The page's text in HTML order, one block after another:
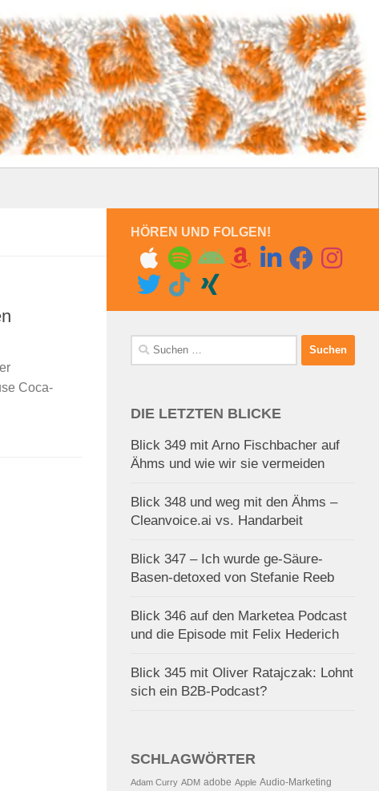
Coca-
HÖREN UND FOLGEN!
Suchen
nach:
DIE LETZTEN BLICKE
Blick 349 mit Arno Fischbacher auf
Ähms und wie wir sie vermeiden
Blick 348 und weg mit den Ähms –
Cleanvoice.ai vs. Handarbeit
Blick 347 – Ich wurde ge-Säure-
Basen-detoxed von Stefanie Reeb
Blick 346 auf den Marketea Podcast
und die Episode mit Felix Hederich
Blick 345 mit Oliver Ratajczak: Lohnt
sich ein B2B-Podcast?
SCHLAGWÖRTER
Adam Curry ADM adobe Apple Audio-Marketing